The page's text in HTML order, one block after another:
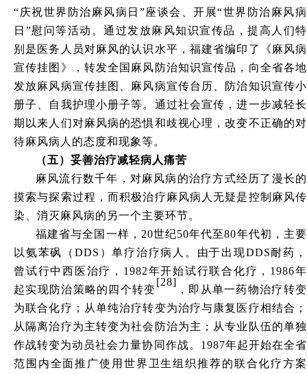
“庆祝世界防治麻风病日”座谈会、开展“世界防治麻风病
日”慰问等活动。通过发放麻风知识宣传品，提高人们特
别是医务人员对麻风的认识水平，福建省编印了《麻风病
宣传挂图》，转发全国麻风防治知识宣传品，向全省各地
发放麻风病宣传挂图、麻风病宣传台历、防治知识宣传小
册子、自我护理小册子等。通过社会宣传，进一步减轻长
期以来人们对麻风病的恐惧和歧视心理，改变不正确的对
待麻风病人的态度和现象等。
（五） 妥善治疗减轻病人痛苦
麻风流行数千年，对麻风病的治疗方式经历了漫长的
摸索与探索过程，而积极治疗麻风病人无疑是控制麻风传
染、消灭麻风病的另一个主要环节。
福建省与全国一样， 20世纪50年代至80年代初，主要
以氨苯砜（DDS）单疗治疗病人。由于出现DDS耐药，
曾试行中西医治疗，1982年开始试行联合化疗，1986年
起实现防治策略的四个转变
[28]
，即从单一药物治疗转变
为联合化疗；从单纯治疗转变为治疗与康复医疗相结合；
从隔离治疗为主转变为社会防治为主；从专业队伍的单独
作战转变为动员社会力量协同作战。 1987年起开始在全省
范围内全面推广使用世界卫生组织推荐的联合化疗方案